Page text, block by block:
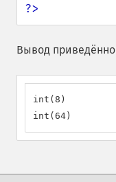
?>
Вывод
int(8)
int(64)